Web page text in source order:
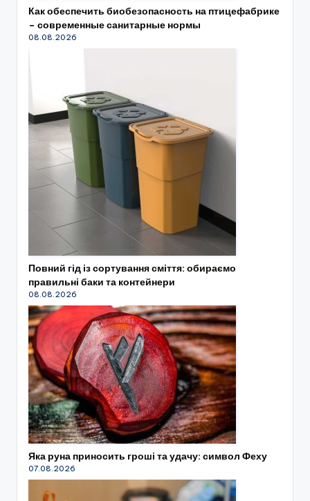
Как обеспечить биобезопасность на птицефабрике
– современные санитарные нормы
08.08.2026
Повний гід із сортування сміття: обираємо
правильні баки та контейнери
08.08.2026
Яка руна приносить гроші та удачу: символ Феху
07.08.2026